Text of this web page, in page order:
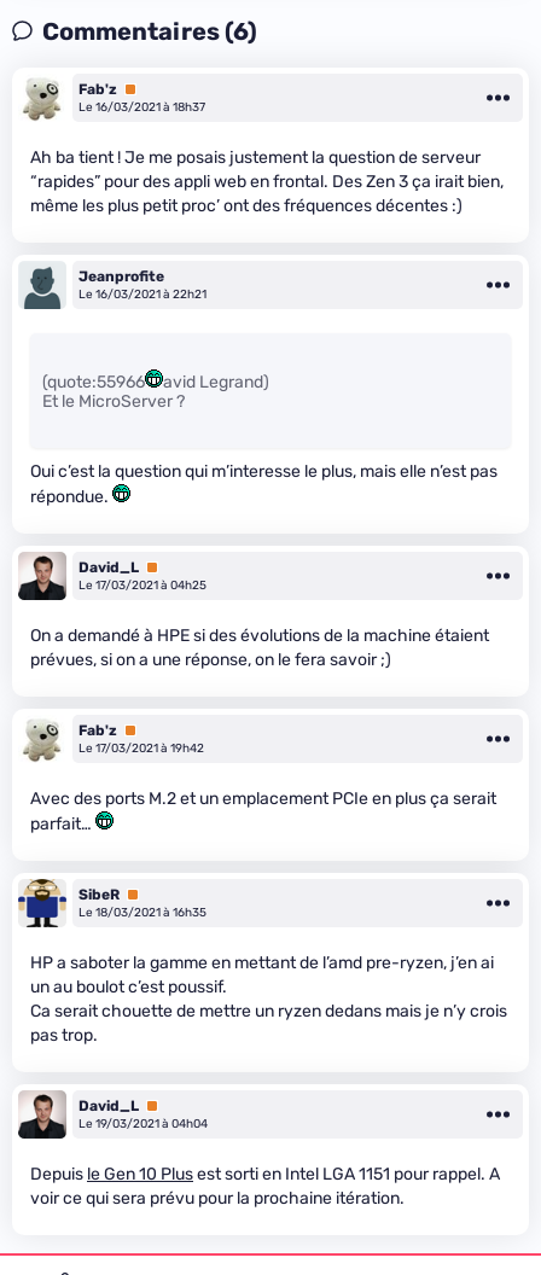
Commentaires (6)
Fab'z Premium
Le 16/03/2021 à 18h37
Ah ba tient ! Je me posais justement la question de serveur
“rapides” pour des appli web en frontal. Des Zen 3 ça irait bien,
même les plus petit proc’ ont des fréquences décentes :)
Jeanprofite
Le 16/03/2021 à 22h21
(quote:55966
avid Legrand)
Et le MicroServer ?
Oui c’est la question qui m’interesse le plus, mais elle n’est pas
répondue.
David_L Premium
Le 17/03/2021 à 04h25
On a demandé à HPE si des évolutions de la machine étaient
prévues, si on a une réponse, on le fera savoir ;)
Fab'z Premium
Le 17/03/2021 à 19h42
Avec des ports M.2 et un emplacement PCIe en plus ça serait
parfait…
SibeR Premium
Le 18/03/2021 à 16h35
HP a saboter la gamme en mettant de l’amd pre-ryzen, j’en ai
un au boulot c’est poussif.
Ca serait chouette de mettre un ryzen dedans mais je n’y crois
pas trop.
David_L Premium
Le 19/03/2021 à 04h04
Depuis le Gen 10 Plusest sorti en Intel LGA 1151 pour rappel. A
voir ce qui sera prévu pour la prochaine itération.